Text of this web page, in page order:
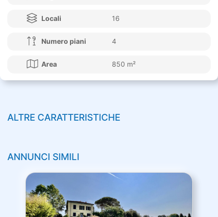
Locali 16
Numero piani 4
Area 850 m²
ALTRE CARATTERISTICHE
ANNUNCI SIMILI